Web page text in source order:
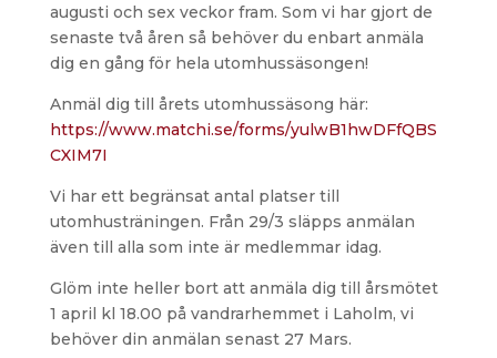
augusti och sex veckor fram. Som vi har gjort de
senaste två åren så behöver du enbart anmäla
dig en gång för hela utomhussäsongen!
Anmäl dig till årets utomhussäsong här:
https://www.matchi.se/forms/yulwB1hwDFfQBS
CXIM7I
Vi har ett begränsat antal platser till
utomhusträningen. Från 29/3 släpps anmälan
även till alla som inte är medlemmar idag.
Glöm inte heller bort att anmäla dig till årsmötet
1 april kl 18.00 på vandrarhemmet i Laholm, vi
behöver din anmälan senast 27 Mars.